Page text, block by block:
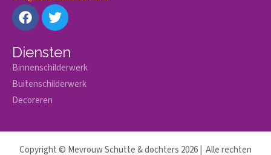
Diensten
Binnenschilderwerk
Buitenschilderwerk
Decoreren
Copyright © Mevrouw Schutte & dochters 2026 | Alle rechten